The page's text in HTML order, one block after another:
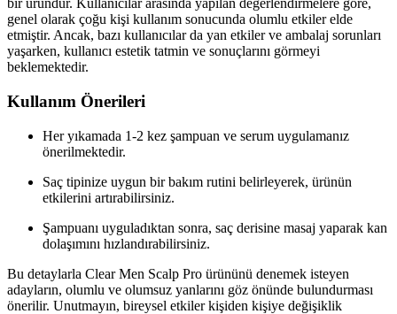
bir üründür. Kullanıcılar arasında yapılan değerlendirmelere göre,
genel olarak çoğu kişi kullanım sonucunda olumlu etkiler elde
etmiştir. Ancak, bazı kullanıcılar da yan etkiler ve ambalaj sorunları
yaşarken, kullanıcı estetik tatmin ve sonuçlarını görmeyi
beklemektedir.
Kullanım Önerileri
Her yıkamada 1-2 kez şampuan ve serum uygulamanız
önerilmektedir.
Saç tipinize uygun bir bakım rutini belirleyerek, ürünün
etkilerini artırabilirsiniz.
Şampuanı uyguladıktan sonra, saç derisine masaj yaparak kan
dolaşımını hızlandırabilirsiniz.
Bu detaylarla Clear Men Scalp Pro ürününü denemek isteyen
adayların, olumlu ve olumsuz yanlarını göz önünde bulundurması
önerilir. Unutmayın, bireysel etkiler kişiden kişiye değişiklik